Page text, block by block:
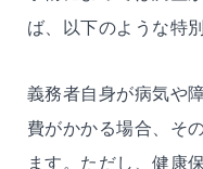
ば、以下のような特
義務者自身が病気や
費がかかる場合、そ
ます。ただし、健康